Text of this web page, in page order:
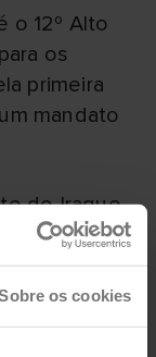
os cookies
o 12º Alto
os
primeira
mandato
do Iraque.